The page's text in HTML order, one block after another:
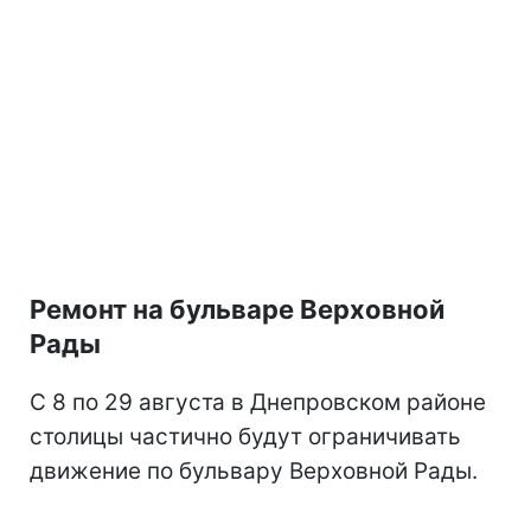
Ремонт на бульваре Верховной
Рады
С 8 по 29 августа в Днепровском районе
столицы частично будут ограничивать
движение по бульвару Верховной Рады.